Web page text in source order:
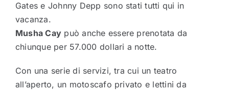
Gates e Johnny Depp sono stati tutti qui in
vacanza.
Musha Cay può anche essere prenotata da
chiunque per 57.000 dollari a notte.
Con una serie di servizi, tra cui un teatro
all’aperto, un motoscafo privato e lettini da